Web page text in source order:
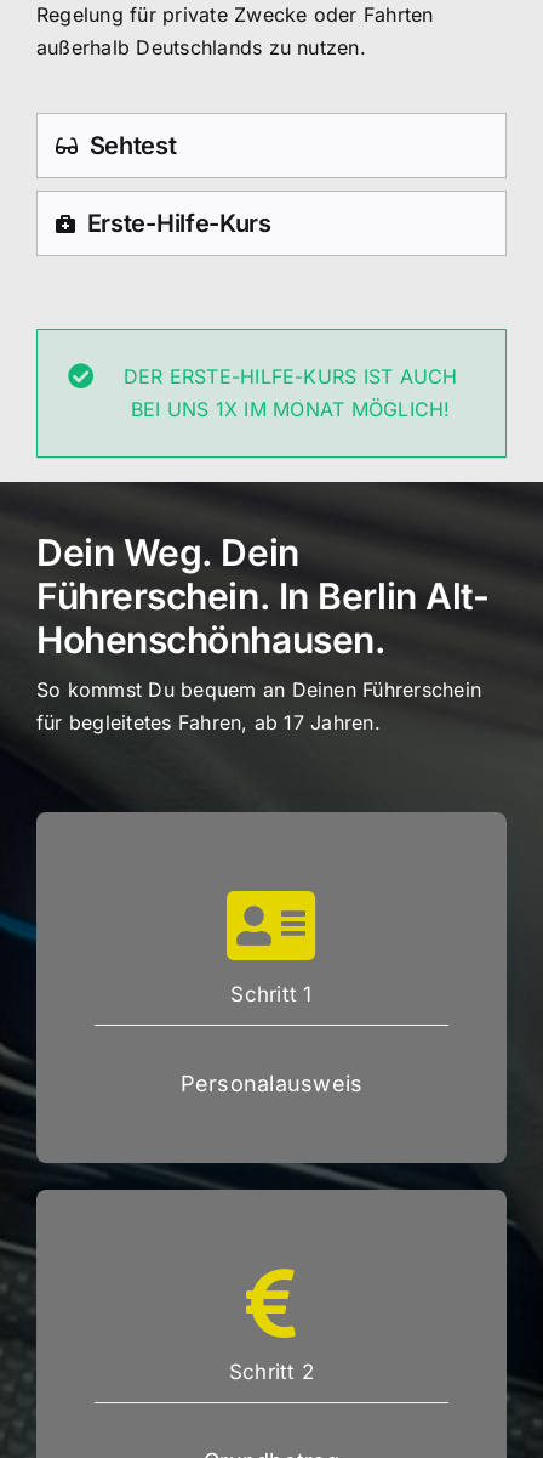
Regelung für private Zwecke oder Fahrten
außerhalb Deutschlands zu nutzen.
Sehtest
Erste-Hilfe-Kurs
DER ERSTE-HILFE-KURS IST AUCH
BEI UNS 1X IM MONAT MÖGLICH!
Dein Weg. Dein
Führerschein. In Berlin Alt-
Hohenschönhausen.
So kommst Du bequem an Deinen Führerschein
für begleitetes Fahren, ab 17 Jahren.
Schritt 1
Personalausweis
Schritt 2